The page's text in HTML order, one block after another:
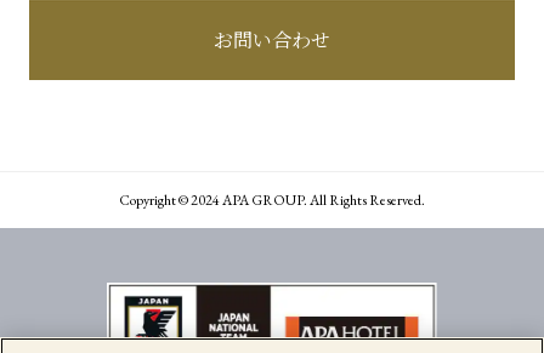
お問い合わせ
Copyright © 2024 APA GROUP. All Rights Reserved.